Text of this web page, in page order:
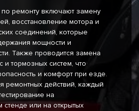
ремонту включают замену
восстановление мотора и
соединений, которые
мощности и
Также проводится замена
тормозных систем, что
и комфорт при езде.
ремонтных действий, каждый
на
стенде или на открытых